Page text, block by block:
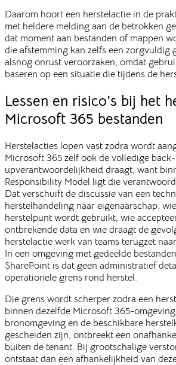
Daarom hoort een herstelactie in de
met heldere melding aan de betrokken
dat moment aan bestanden of mappen
die afstemming kan zelfs een zorgvuldig
alsnog onrust veroorzaken, omdat
baseren op een situatie die tijdens de
Lessen en risico's bij het
Microsoft 365 bestanden
Herstelacties lopen vast zodra wordt
Microsoft 365 zelf ook de volledige back-
upverantwoordelijkheid draagt, want
Responsibility Model ligt die
Dat verschuift de discussie van een
herstelhandeling naar eigenaarschap:
herstelpunt wordt gebruikt, wie
ontbrekende data en wie draagt de
herstelactie werk van teams terugzet
In een omgeving met gedeelde
SharePoint is dat geen administratief
operationele grens rond herstel.
Die grens wordt scherper zodra een
binnen dezelfde Microsoft 365-
bronomgeving en de beschikbare
gescheiden zijn, ontbreekt een
buiten de tenant. Bij grootschalige
ontstaat dan een afhankelijkheid van